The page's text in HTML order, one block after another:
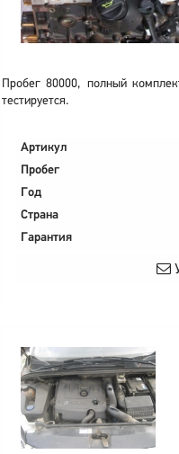
Пробег 80000, полный
тестируется.
Артикул
Пробег
Год
Страна
Гарантия